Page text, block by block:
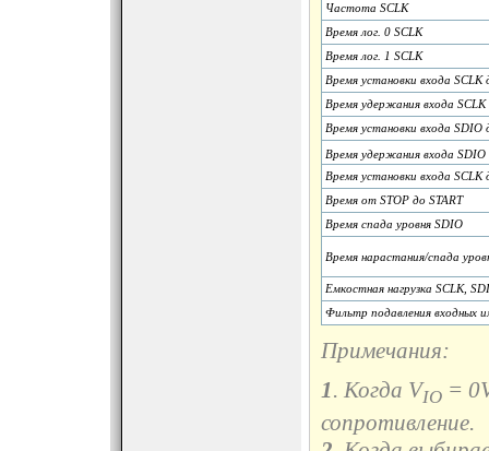
Частота SCLK
Время лог. 0 SCLK
Время лог. 1 SCLK
Время установки входа SCLK
Время удержания входа SCLK
Время установки входа SDIO
Время удержания входа SDIO
Время установки входа SCLK
Время от STOP до START
Время спада уровня SDIO
Время нарастания/спада
Емкостная нагрузка SCLK,
Фильтр подавления входных
Примечания:
1. Когда VIO =
сопротивление.